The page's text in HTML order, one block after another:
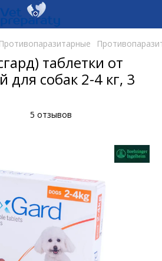
Противопаразитарные
таблетки от
для собак 2-4 кг, 3
5 отзывов